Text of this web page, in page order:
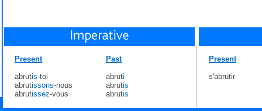
Present
abrutis-toi
abrutissons-nous
abrutissez-vous
Past
abruti
abrutis
abrutis
Present
s'abrutir